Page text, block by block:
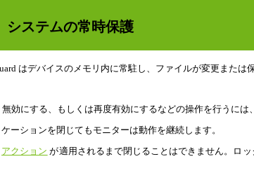
システムの常時保護
はデバイスのメモリ内に常駐し、ファイルが変更または
効にする、もしくは再度有効にするなどの操作を行うには
ーションを閉じてもモニターは動作を継続します。
アクション が適用されるまで閉じることはできません。ロ